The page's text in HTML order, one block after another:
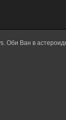
Оби Ван в